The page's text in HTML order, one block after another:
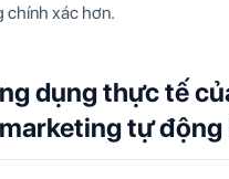
chính xác hơn.
dụng thực tế
tự động